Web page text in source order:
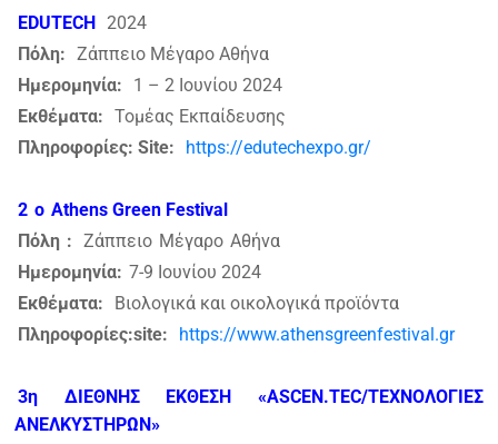
EDUTECH 2024
Πόλη: Ζάππειο Μέγαρο Αθήνα
Ημερομηνία:
1 – 2 Ιουνίου 2024
Εκθέματα: Τομέας Εκπαίδευσης
Πληροφορίες: Site:
https://edutechexpo.gr/
2 ο Athens Green Festival
Πόλη : Ζάππειο Μέγαρο Αθήνα
Ημερομηνία: 7-9 Ιουνίου 2024
Εκθέματα:
Βιολογικά και οικολογικά προϊόντα
Πληροφορίες:site:
https://www.athensgreenfestival.gr
3η ΔΙΕΘΝΗΣ ΕΚΘΕΣΗ «ASCEN.TEC/ΤΕΧΝΟΛΟΓΙΕΣ
ΑΝΕΛΚΥΣΤΗΡΩΝ»